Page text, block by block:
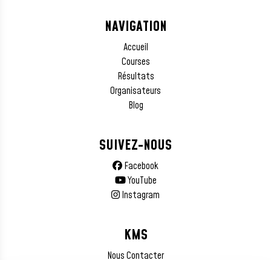
NAVIGATION
Accueil
Courses
Résultats
Organisateurs
Blog
SUIVEZ-NOUS
Facebook
YouTube
Instagram
KMS
Nous Contacter